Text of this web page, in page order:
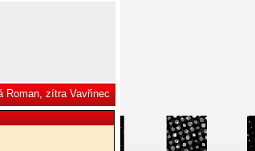
Roman, zítra Vavřinec